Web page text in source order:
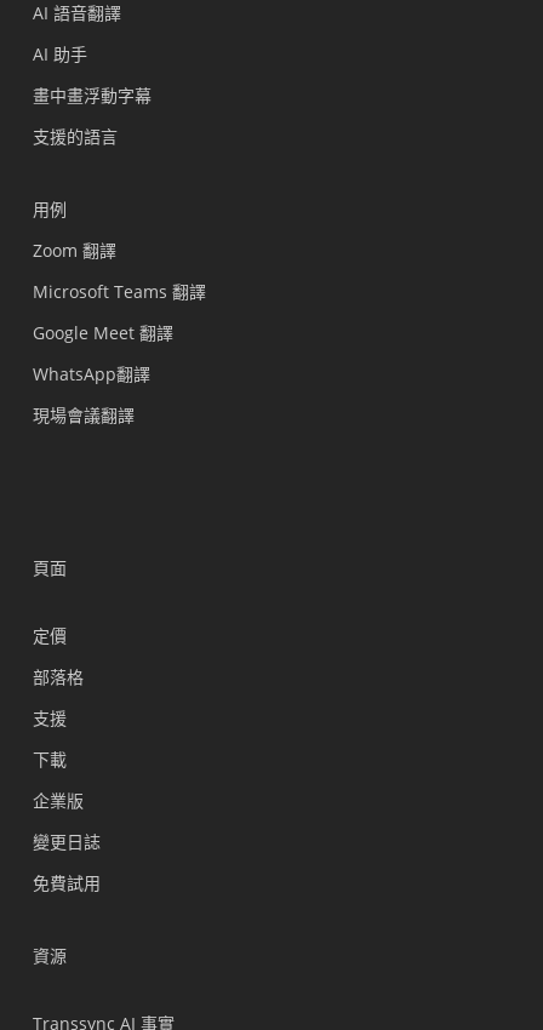
AI 語音翻譯
AI 助手
畫中畫浮動字幕
支援的語言
用例
Zoom 翻譯
Microsoft Teams 翻譯
Google Meet 翻譯
WhatsApp翻譯
現場會議翻譯
頁面
定價
部落格
支援
下載
企業版
變更日誌
免費試用
資源
Transsync AI 事實